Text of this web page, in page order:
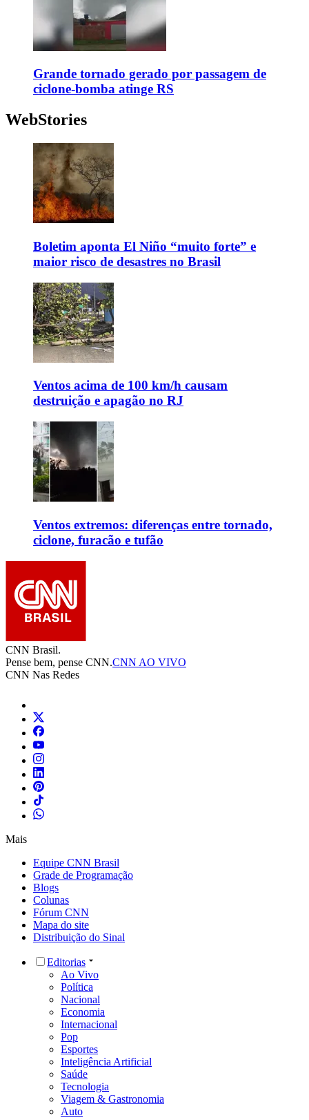
Grande tornado gerado por passagem de
ciclone-bomba atinge RS
WebStories
Boletim aponta El Niño “muito forte” e
maior risco de desastres no Brasil
Ventos acima de 100 km/h causam
destruição e apagão no RJ
Ventos extremos: diferenças entre tornado,
ciclone, furacão e tufão
CNN Brasil.
Pense bem, pense CNN.CNN AO VIVO
CNN Nas Redes
Mais
Equipe CNN Brasil
Grade de Programação
Blogs
Colunas
Fórum CNN
Mapa do site
Distribuição do Sinal
Editorias
Ao Vivo
Política
Nacional
Economia
Internacional
Pop
Esportes
Inteligência Artificial
Saúde
Tecnologia
Viagem & Gastronomia
Auto